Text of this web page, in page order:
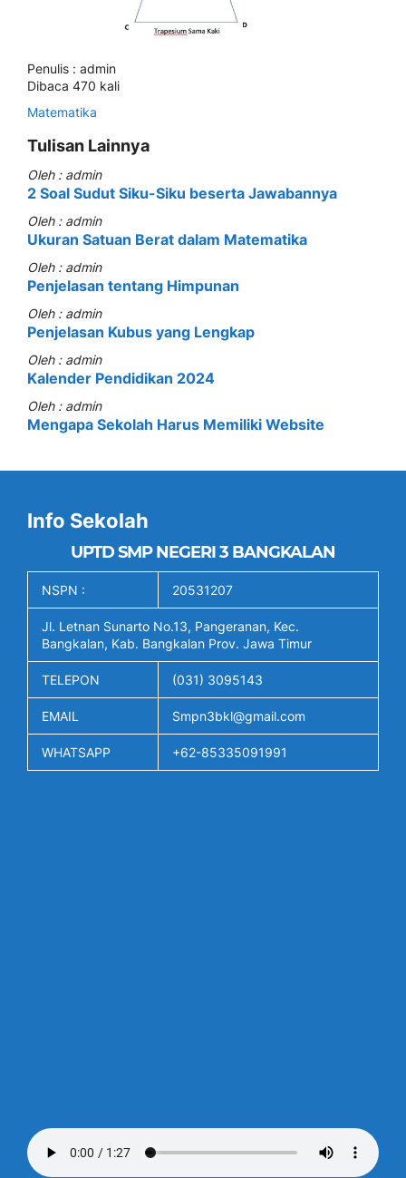
Penulis : admin
Dibaca 470 kali
Matematika
Tulisan Lainnya
Oleh : admin
2 Soal Sudut Siku-Siku beserta Jawabannya
Oleh : admin
Ukuran Satuan Berat dalam Matematika
Oleh : admin
Penjelasan tentang Himpunan
Oleh : admin
Penjelasan Kubus yang Lengkap
Oleh : admin
Kalender Pendidikan 2024
Oleh : admin
Mengapa Sekolah Harus Memiliki Website
Info Sekolah
UPTD SMP NEGERI 3 BANGKALAN
NSPN : 20531207
Jl. Letnan Sunarto No.13, Pangeranan, Kec.
Bangkalan, Kab. Bangkalan Prov. Jawa Timur
TELEPON (031) 3095143
EMAIL Smpn3bkl@gmail.com
WHATSAPP +62-85335091991